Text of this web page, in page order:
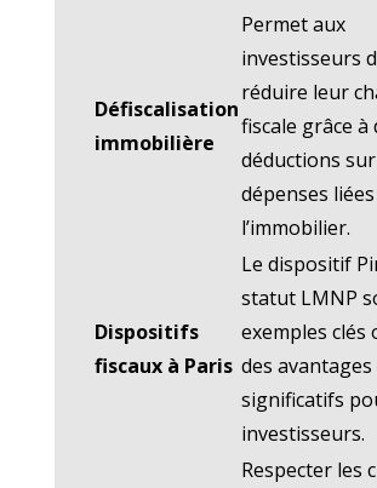
Défiscalisation
immobilière
Permet aux
investisseurs
réduire leur
fiscale grâce à
déductions
dépenses
l’immobilier.
Dispositifs
fiscaux à Paris
Le dispositif
statut LMNP
exemples clés
des avantages
significatifs
investisseurs.
Respecter les